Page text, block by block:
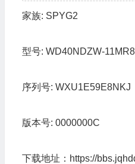
家族: SPYG2
型号: WD40NDZW-
序列号: WXU1E59E8NKJ
版本号: 0000000C
下载地址： https://